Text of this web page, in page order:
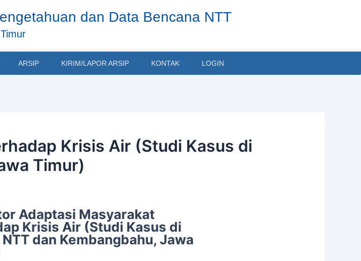
dan Data Bencana NTT
ARSIP KIRIM/LAPOR ARSIP KONTAK LOGIN
Krisis Air (Studi Kasus di
Timur)
Adaptasi Masyarakat
Krisis Air (Studi Kasus di
NTT dan Kembangbahu, Jawa